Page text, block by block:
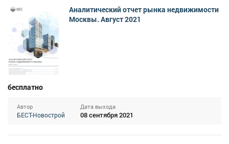
Аналитический отчет рынка недвижимости
Москвы. Август 2021
бесплатно
Автор
БЕСТ-Новострой
Дата выхода
08 сентября 2021